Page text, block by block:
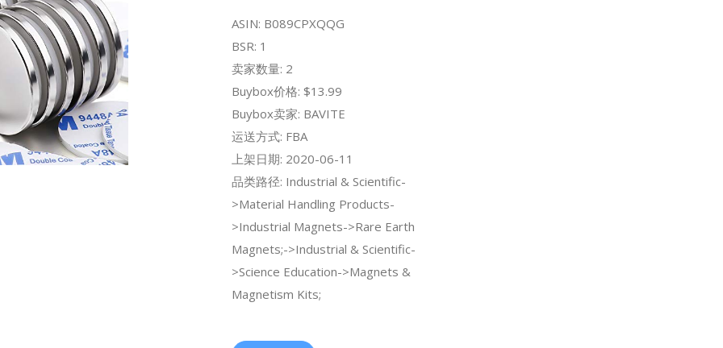
ASIN: B089CPXQQG
BSR: 1
卖家数量: 2
Buybox价格: $13.99
Buybox卖家: BAVITE
运送方式: FBA
上架日期: 2020-06-11
品类路径: Industrial & Scientific-
>Material Handling Products-
>Industrial Magnets->Rare Earth
Magnets;->Industrial & Scientific-
>Science Education->Magnets &
Magnetism Kits;